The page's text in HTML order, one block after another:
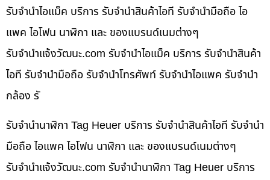
รับจำนำไอแม็ค บริการ รับจำนำสินค้าไอที รับจำนำมือถือ ไอ
แพค ไอโฟน นาฬิกา และ ของแบรนด์เนมต่างๆ
รับจํานําแจ้งวัฒนะ.com รับจำนำไอแม็ค บริการ รับจำนำสินค้า
ไอที รับจำนำมือถือ รับจำนำโทรศัพท์ รับจำนำไอแพค รับจำนำ
กล้อง รั
รับจำนำนาฬิกา Tag Heuer บริการ รับจำนำสินค้าไอที รับจำนำ
มือถือ ไอแพค ไอโฟน นาฬิกา และ ของแบรนด์เนมต่างๆ
รับจํานําแจ้งวัฒนะ.com รับจำนำนาฬิกา Tag Heuer บริการ